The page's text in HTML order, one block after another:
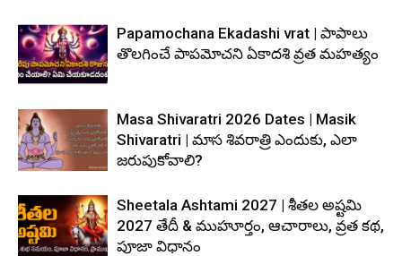
Papamochana Ekadashi vrat | పాపాలు
తొలగించే పాపమోచని ఏకాదశి వ్రత మహత్యం
Masa Shivaratri 2026 Dates | Masik
Shivaratri | మాస శివరాత్రి ఎందుకు, ఎలా
జరుపుకోవాలి?
Sheetala Ashtami 2027 | శీతల అష్టమి
2027 తేదీ & ముహూర్తం, ఆచారాలు, వ్రత కథ,
పూజా విధానం